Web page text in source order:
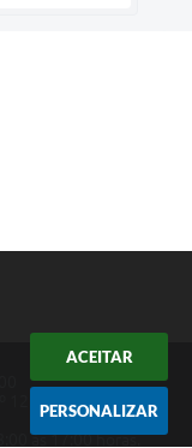
ACEITAR
PERSONALIZAR
- Vila Maria | CEP:
às 17:00 horas.